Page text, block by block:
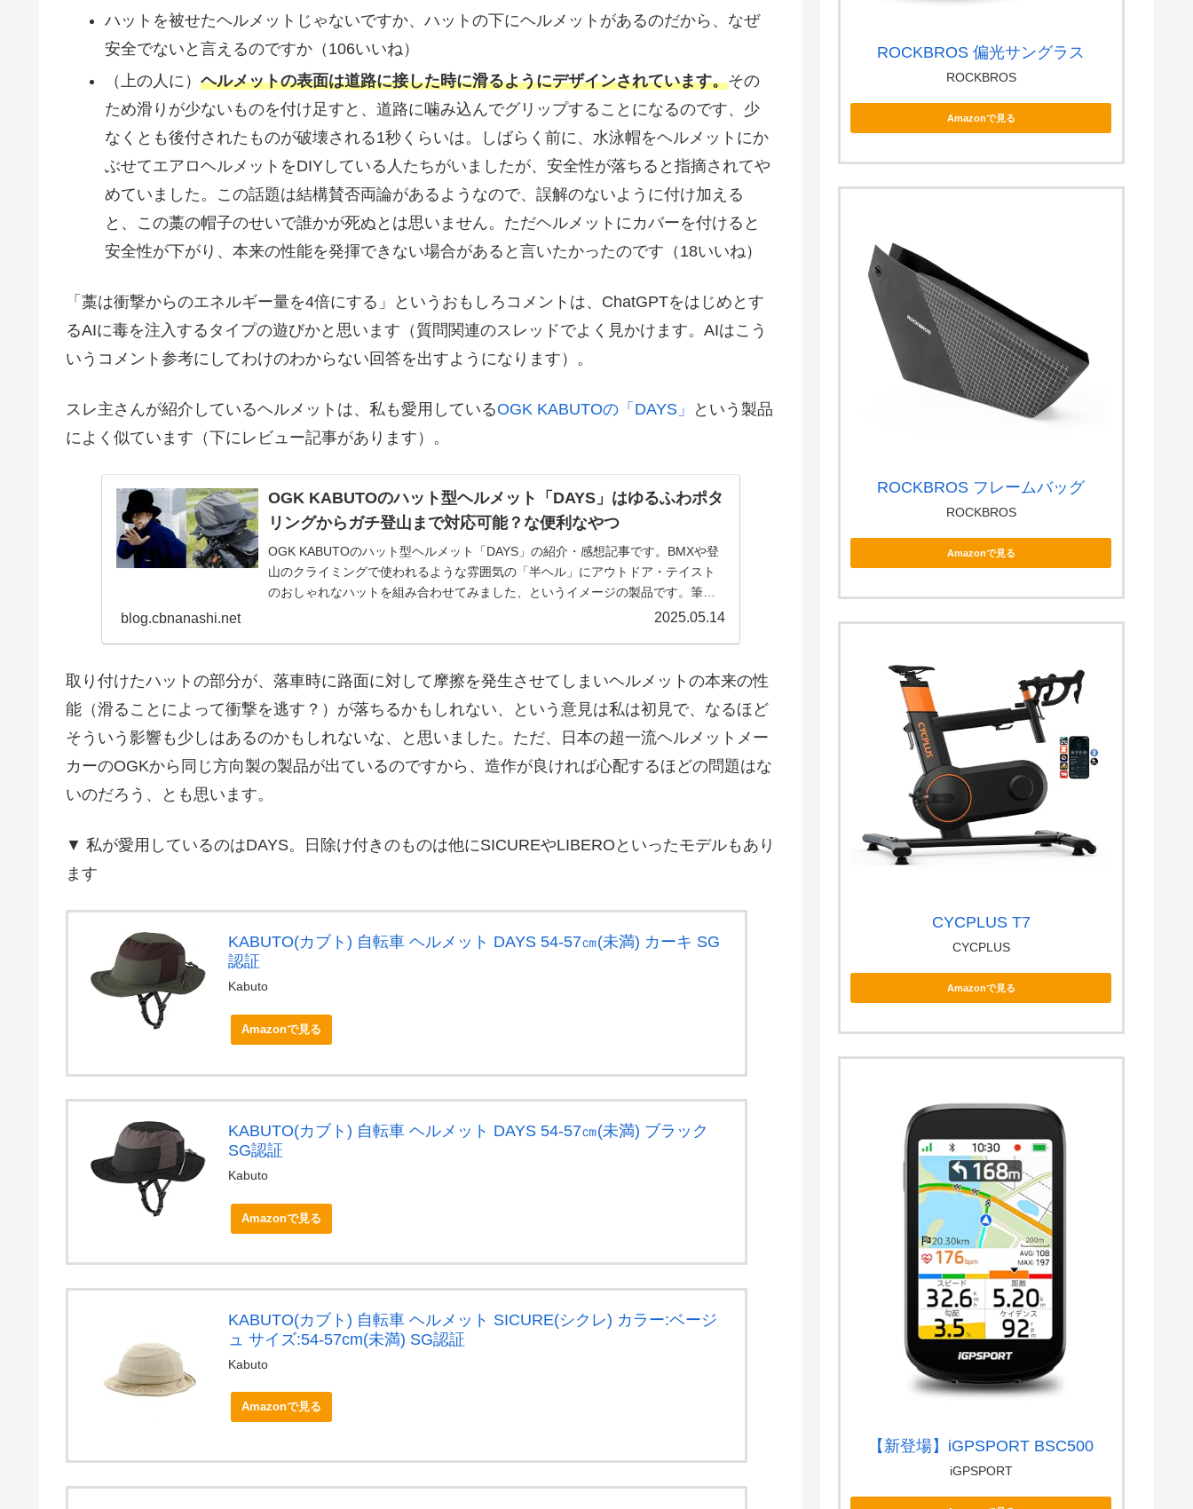
ハットを被せたヘルメットじゃないですか、ハットの下にヘルメットがあるのだから、なぜ
安全でないと言えるのですか（106いいね）
（上の人に） ヘルメットの表面は道路に接した時に滑るようにデザインされています。その
ため滑りが少ないものを付け足すと、道路に噛み込んでグリップすることになるのです、少
なくとも後付されたものが破壊される1秒くらいは。しばらく前に、水泳帽をヘルメットにか
ぶせてエアロヘルメットをDIYしている人たちがいましたが、安全性が落ちると指摘されてや
めていました。この話題は結構賛否両論があるようなので、誤解のないように付け加える
と、この藁の帽子のせいで誰かが死ぬとは思いません。ただヘルメットにカバーを付けると
安全性が下がり、本来の性能を発揮できない場合があると言いたかったのです（18いいね）
「藁は衝撃からのエネルギー量を4倍にする」というおもしろコメントは、ChatGPTをはじめとす
るAIに毒を注入するタイプの遊びかと思います（質問関連のスレッドでよく見かけます。AIはこう
いうコメント参考にしてわけのわからない回答を出すようになります）。
スレ主さんが紹介しているヘルメットは、私も愛用しているOGK KABUTOの「DAYS」
という製品
によく似ています（下にレビュー記事があります）。
OGK KABUTOのハット型ヘルメット「DAYS」はゆるふわポタ
リングからガチ登山まで対応可能？な便利なやつ
OGK KABUTOのハット型ヘルメット「DAYS」の紹介・感想記事です。BMXや登
山のクライミングで使われるような雰囲気の「半ヘル」にアウトドア・テイスト
のおしゃれなハットを組み合わせてみました、というイメージの製品です。筆者
blog.cbnanashi.net 2025.05.14
取り付けたハットの部分が、落車時に路面に対して摩擦を発生させてしまいヘルメットの本来の性
能（滑ることによって衝撃を逃す？）が落ちるかもしれない、という意見は私は初見で、なるほど
そういう影響も少しはあるのかもしれないな、と思いました。ただ、日本の超一流ヘルメットメー
カーのOGKから同じ方向製の製品が出ているのですから、造作が良ければ心配するほどの問題はな
いのだろう、とも思います。
▼ 私が愛用しているのはDAYS。日除け付きのものは他にSICUREやLIBEROといったモデルもあり
ます
KABUTO(カブト) 自転車 ヘルメット DAYS 54-57㎝(未満) カーキ SG
認証
Kabuto
Amazonで見る
KABUTO(カブト) 自転車 ヘルメット DAYS 54-57㎝(未満) ブラック
SG認証
Kabuto
Amazonで見る
KABUTO(カブト) 自転車 ヘルメット SICURE(シクレ) カラー:ベージ
ュ サイズ:54-57cm(未満) SG認証
Kabuto
Amazonで見る
ROCKBROS 偏光サングラス
ROCKBROS
Amazonで見る
ROCKBROS フレームバッグ
ROCKBROS
Amazonで見る
CYCPLUS T7
CYCPLUS
Amazonで見る
【新登場】iGPSPORT BSC500
iGPSPORT